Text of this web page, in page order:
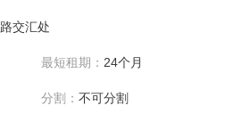
交汇处
最短租期： 24个月
分割：不可分割